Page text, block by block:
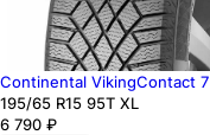
Continental VikingContact 7
195/65 R15 95T XL
6 790 ₽